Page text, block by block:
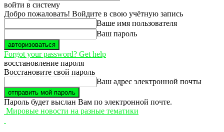
войти в систему
Добро пожаловать! Войдите в свою учётную запись
Ваше имя пользователя
Ваш пароль
Forgot your password? Get help
восстановление пароля
Восстановите свой пароль
Ваш адрес электронной почты
Пароль будет выслан Вам по электронной почте.
Мировые новости на разные тематики